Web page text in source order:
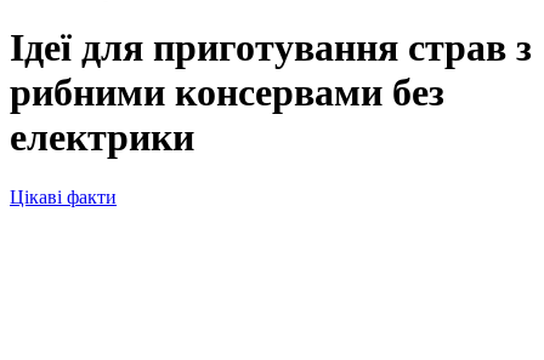
Ідеї для приготування страв з
рибними консервами без
електрики
Цікаві факти